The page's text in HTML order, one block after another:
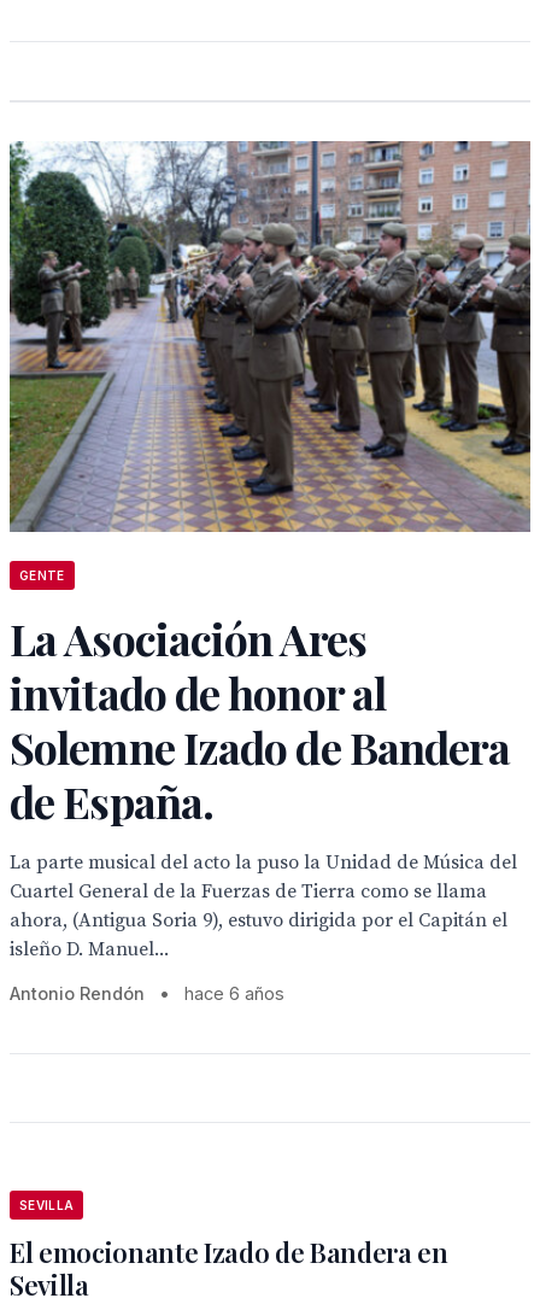
GENTE
La Asociación Ares
invitado de honor al
Solemne Izado de Bandera
de España.
La parte musical del acto la puso la Unidad de Música del
Cuartel General de la Fuerzas de Tierra como se llama
ahora, (Antigua Soria 9), estuvo dirigida por el Capitán el
isleño D. Manuel...
Antonio Rendón • hace 6 años
SEVILLA
El emocionante Izado de Bandera en
Sevilla